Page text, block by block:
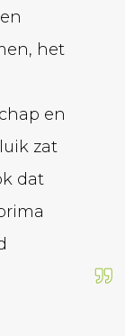
het
en
zat
dat